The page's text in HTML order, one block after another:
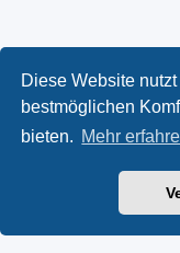
Diese Website
bestmöglichen
bieten. Mehr